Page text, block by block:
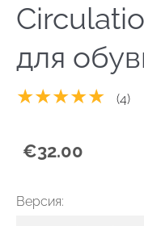
для
★★★★★ (4)
€32.00
Версия: